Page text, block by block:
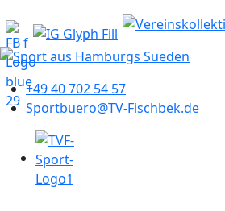
+49 40 702 54 57
Sportbuero@TV-Fischbek.de